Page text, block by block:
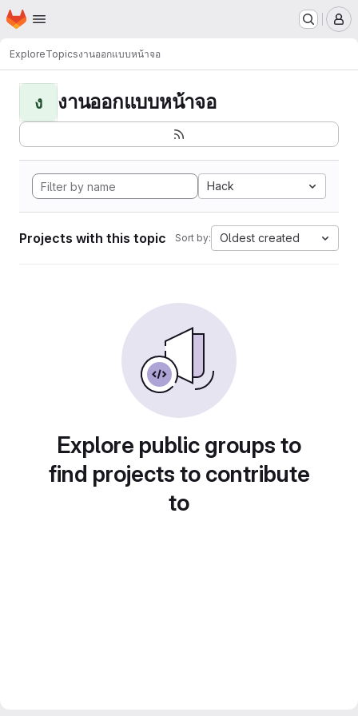
Skip to main content
Homepage
ExploreTopicsงานออกแบบหน้าจอ
ง งานออกแบบหน้าจอ
Hack
Projects with this topic Sort by: Oldest created
Explore public groups to
find projects to contribute
to